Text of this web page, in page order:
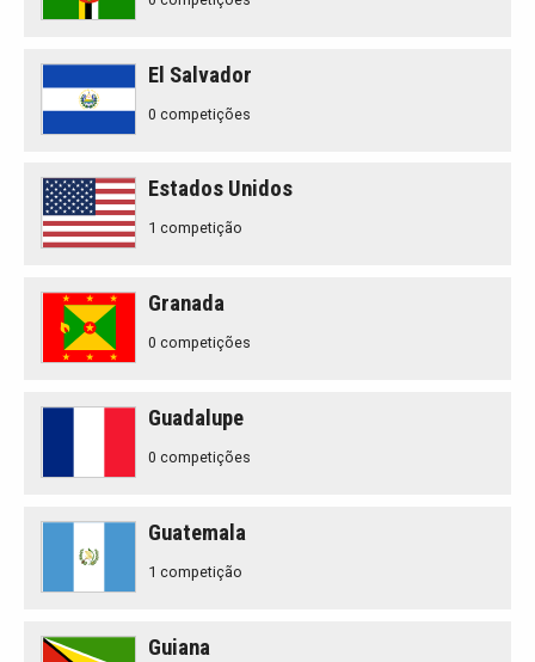
El Salvador
0 competições
Estados Unidos
1 competição
Granada
0 competições
Guadalupe
0 competições
Guatemala
1 competição
Guiana